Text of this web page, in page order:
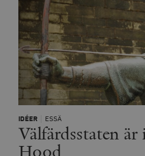
IDÉER ESSÄ
Välfärdsstaten
Hood